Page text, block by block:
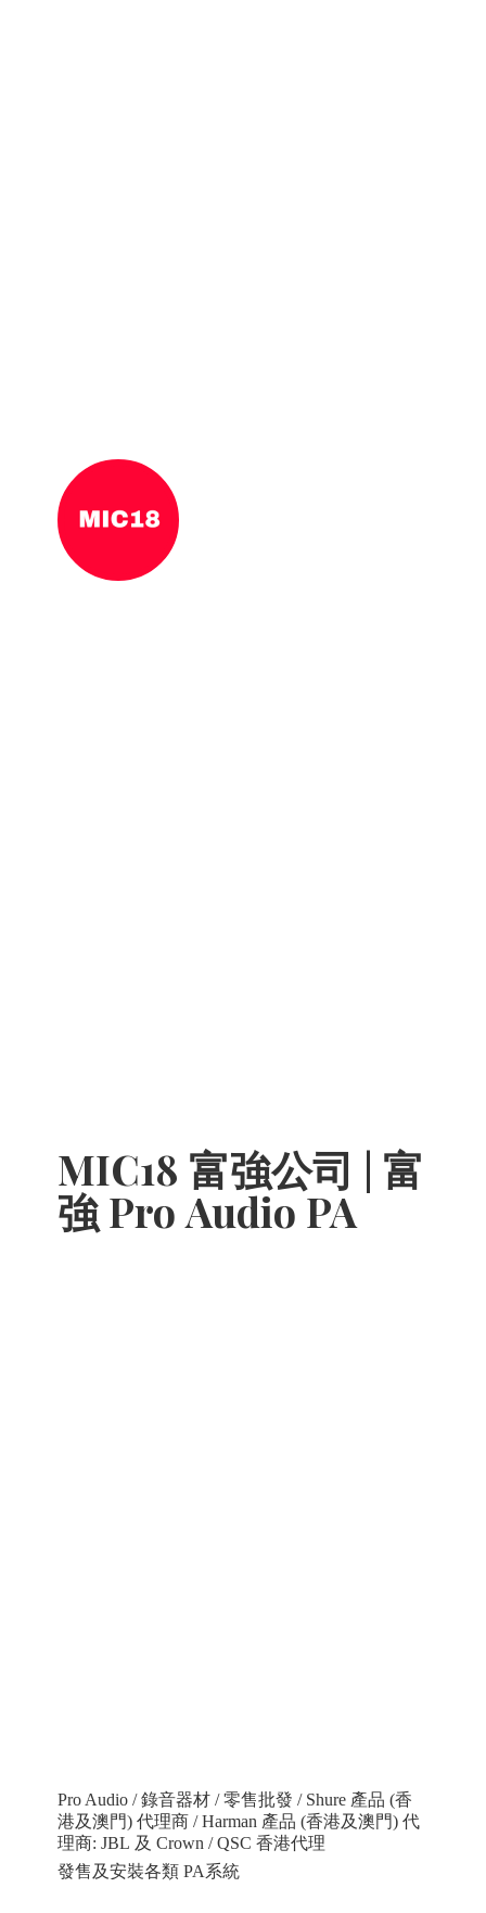
MIC18 富強公司 | 富
強 Pro Audio PA
Pro Audio / 錄音器材 / 零售批發 / Shure 產品 (香
港及澳門) 代理商 / Harman 產品 (香港及澳門) 代
理商: JBL 及 Crown / QSC 香港代理
發售及安裝各類 PA系統